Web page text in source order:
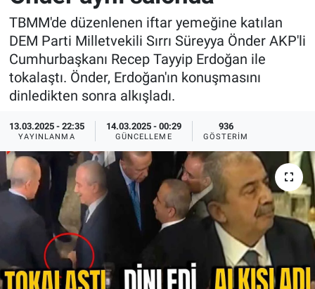
TBMM'de düzenlenen iftar yemeğine katılan
DEM Parti Milletvekili Sırrı Süreyya Önder AKP'li
Cumhurbaşkanı Recep Tayyip Erdoğan ile
tokalaştı. Önder, Erdoğan'ın konuşmasını
dinledikten sonra alkışladı.
13.03.2025 - 22:35
YAYINLANMA
14.03.2025 - 00:29
GÜNCELLEME
936
GÖSTERIM
Doğa Konuşuyor
Dünya
Ege Saati
Ege'den Esintiler
Eğitim
Eğlence
Ekonomi
Forum
Sağlık
Spor
Yayın Akışı
İletişim
Tüm Manşetler
Son Dakika Haberleri
Haber Arşivi